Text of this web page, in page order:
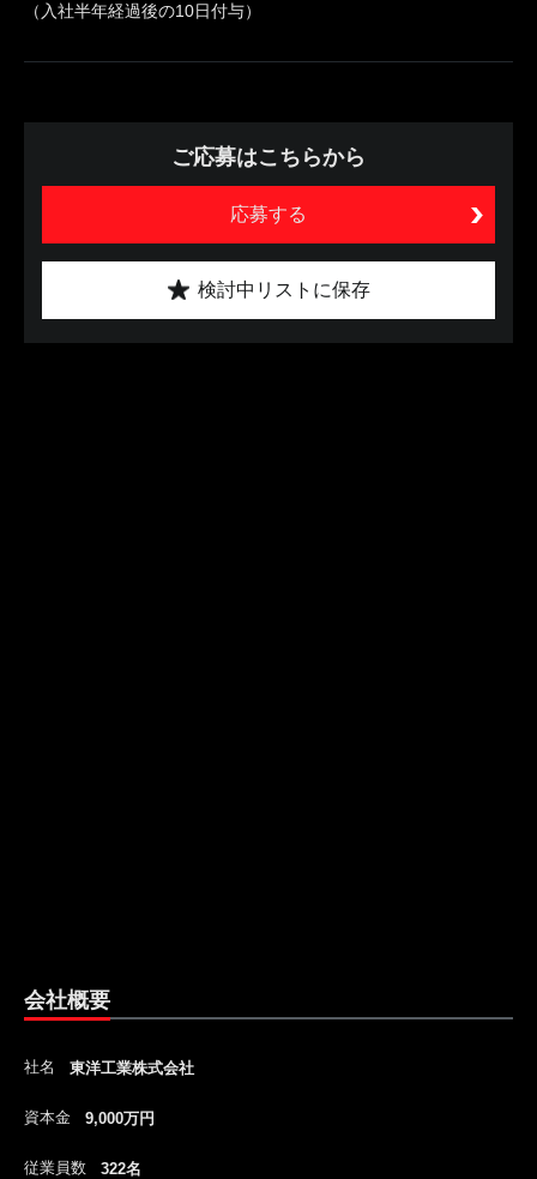
（入社半年経過後の10日付与）
ご応募はこちらから
応募する
検討中リストに保存
会社概要
社名 東洋工業株式会社
資本金 9,000万円
従業員数 322名